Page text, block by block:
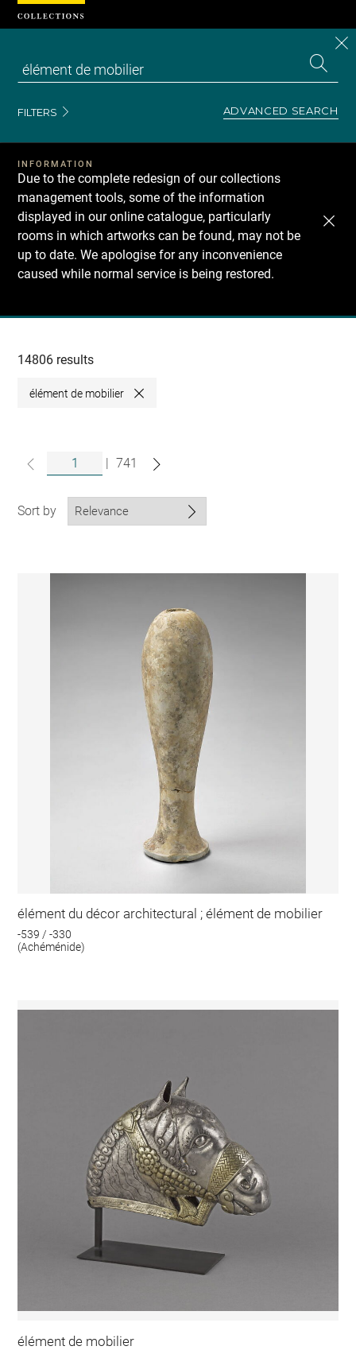
FILTERS ADVANCED SEARCH
INFORMATION
Due to the complete redesign of our collections
management tools, some of the information
displayed in our online catalogue, particularly
rooms in which artworks can be found, may not be
up to date. We apologise for any inconvenience
caused while normal service is being restored.
Recherche
collections
14806 results
élément de mobilier Close
741
Sort by
élément du décor architectural ; élément de mobilier
-539 / -330
(Achéménide)
élément de mobilier
Cookies management panel